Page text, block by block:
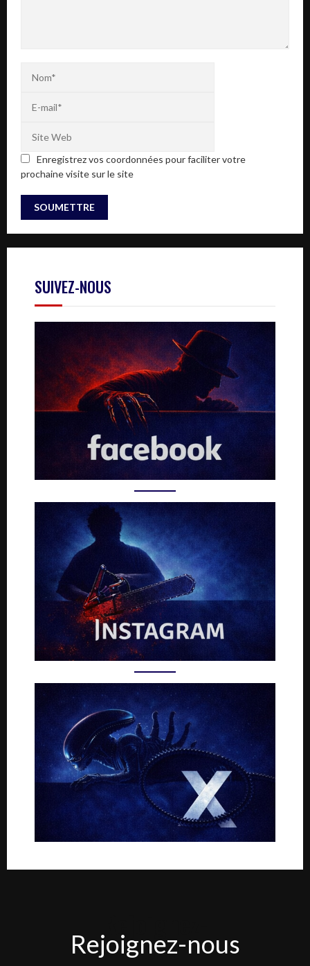
Enregistrez vos coordonnées pour faciliter votre
prochaine visite sur le site
SUIVEZ-NOUS
nous
Rejoignez-nous